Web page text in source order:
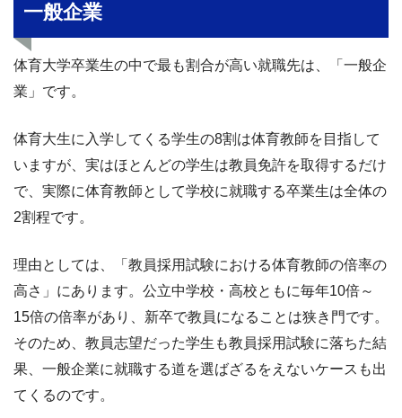
一般企業
体育大学卒業生の中で最も割合が高い就職先は、「一般企
業」です。
体育大生に入学してくる学生の8割は体育教師を目指して
いますが、実はほとんどの学生は教員免許を取得するだけ
で、実際に体育教師として学校に就職する卒業生は全体の
2割程です。
理由としては、「教員採用試験における体育教師の倍率の
高さ」にあります。公立中学校・高校ともに毎年10倍～
15倍の倍率があり、新卒で教員になることは狭き門です。
そのため、教員志望だった学生も教員採用試験に落ちた結
果、一般企業に就職する道を選ばざるをえないケースも出
てくるのです。